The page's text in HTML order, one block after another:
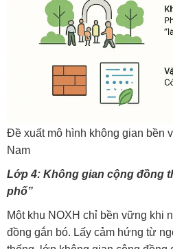
Đề xuất mô hình không gian bền
Nam
Lớp 4: Không gian cộng đồng
phố”
Một khu NOXH chỉ bền vững khi
đồng gắn bó. Lấy cảm hứng từ